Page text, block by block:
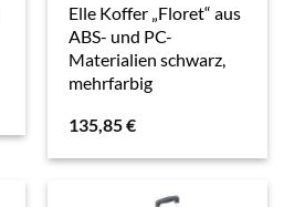
Elle Koffer „Floret“ aus
ABS- und PC-
Materialien schwarz,
mehrfarbig
135,85€